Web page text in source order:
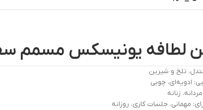
لطافه یونیسکس مسمم
تلخ و شیرین
ادویه‌ای، چوبی
زنانه
مهمانی، جلسات کاری، روزانه